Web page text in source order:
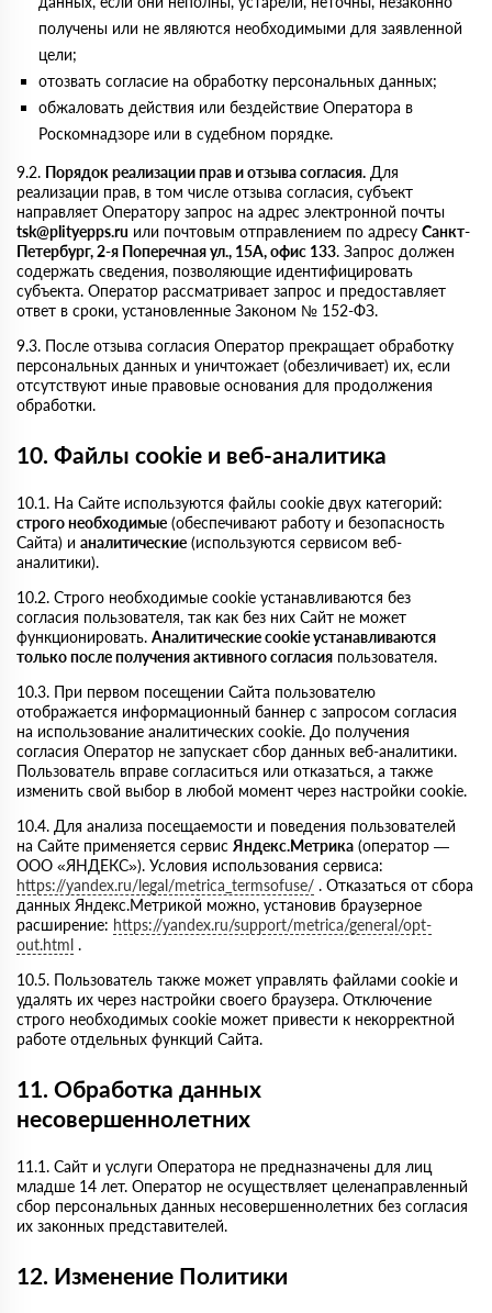
получены или не являются необходимыми для заявленной
цели;
отозвать согласие на обработку персональных данных;
обжаловать действия или бездействие Оператора в
Роскомнадзоре или в судебном порядке.
9.2. Порядок реализации прав и отзыва согласия. Для
реализации прав, в том числе отзыва согласия, субъект
направляет Оператору запрос на адрес электронной почты
tsk@plityepps.ru или почтовым отправлением по адресу Санкт-
Петербург, 2-я Поперечная ул., 15А, офис 133. Запрос должен
содержать сведения, позволяющие идентифицировать
субъекта. Оператор рассматривает запрос и предоставляет
ответ в сроки, установленные Законом № 152-ФЗ.
9.3. После отзыва согласия Оператор прекращает обработку
персональных данных и уничтожает (обезличивает) их, если
отсутствуют иные правовые основания для продолжения
обработки.
10. Файлы cookie и веб-аналитика
10.1. На Сайте используются файлы cookie двух категорий:
строго необходимые (обеспечивают работу и безопасность
Сайта) и аналитические (используются сервисом веб-
аналитики).
10.2. Строго необходимые cookie устанавливаются без
согласия пользователя, так как без них Сайт не может
функционировать. Аналитические cookie устанавливаются
только после получения активного согласия пользователя.
10.3. При первом посещении Сайта пользователю
отображается информационный баннер с запросом согласия
на использование аналитических cookie. До получения
согласия Оператор не запускает сбор данных веб-аналитики.
Пользователь вправе согласиться или отказаться, а также
изменить свой выбор в любой момент через настройки cookie.
10.4. Для анализа посещаемости и поведения пользователей
на Сайте применяется сервис Яндекс.Метрика (оператор —
ООО «ЯНДЕКС»). Условия использования сервиса:
https://yandex.ru/legal/metrica_termsofuse/ . Отказаться от сбора
данных Яндекс.Метрикой можно, установив браузерное
расширение: https://yandex.ru/support/metrica/general/opt-
out.html .
10.5. Пользователь также может управлять файлами cookie и
удалять их через настройки своего браузера. Отключение
строго необходимых cookie может привести к некорректной
работе отдельных функций Сайта.
11. Обработка данных
несовершеннолетних
11.1. Сайт и услуги Оператора не предназначены для лиц
младше 14 лет. Оператор не осуществляет целенаправленный
сбор персональных данных несовершеннолетних без согласия
их законных представителей.
12. Изменение Политики